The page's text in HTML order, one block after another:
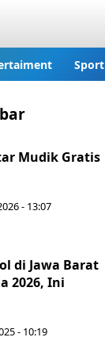
Sport
Mudik Gratis
- 13:07
di Jawa Barat
2026, Ini
- 10:19